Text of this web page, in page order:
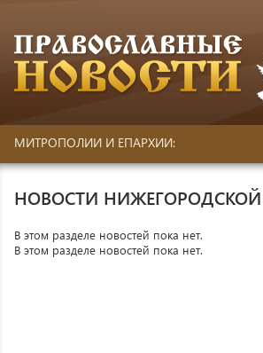
МИТРОПОЛИИ И ЕПАРХИИ:
НОВОСТИ
В этом разделе новостей пока нет.
В этом разделе новостей пока нет.